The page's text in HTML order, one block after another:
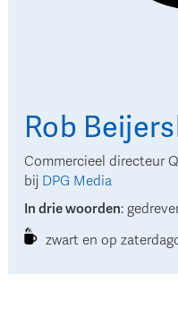
Rob
Commercieel directeur
bij DPG Media
In drie woorden:
zwart en op